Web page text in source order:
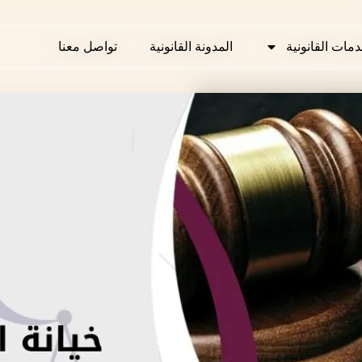
القانونية المدونة القانونية تواصل معنا القانونية المدونة القانونية تواصل معنا